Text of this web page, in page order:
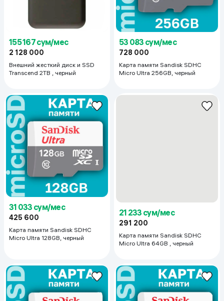
155 167 сум/мес
2 128 000
Внешний жесткий диск и SSD
Transcend 2TB , черный
53 083 сум/мес
728 000
Карта памяти Sandisk SDHC
Micro Ultra 256GB, черный
31 033 сум/мес
425 600
Карта памяти Sandisk SDHC
Micro Ultra 128GB, черный
21 233 сум/мес
291 200
Micro Ultra 64GB , черный